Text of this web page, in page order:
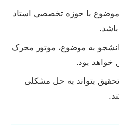
موضوع با حوزه تخصصی استاد
به موضوع، موتور محرک
خواهد بود.
تحقیق بتواند به حل مشکلی